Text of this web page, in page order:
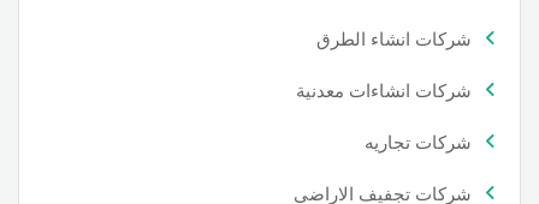
شركات انشاء الطرق
شركات انشاءات معدنية
شركات تجاريه
شركات تجفيف الاراضي